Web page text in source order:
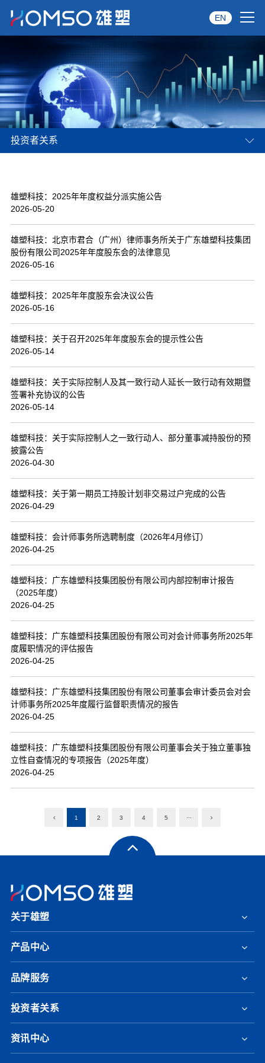
关于雄塑
产品中心
品牌服务
资讯中心
经典案例
联系我们
EN
投资者关系
雄塑科技：2025年年度权益分派实施公告
2026-05-20
雄塑科技：北京市君合（广州）律师事务所关于广东雄塑科技集团
股份有限公司2025年年度股东会的法律意见
2026-05-16
雄塑科技：2025年年度股东会决议公告
2026-05-16
雄塑科技：关于召开2025年年度股东会的提示性公告
2026-05-14
雄塑科技：关于实际控制人及其一致行动人延长一致行动有效期暨
签署补充协议的公告
2026-05-14
雄塑科技：关于实际控制人之一致行动人、部分董事减持股份的预
披露公告
2026-04-30
雄塑科技：关于第一期员工持股计划非交易过户完成的公告
2026-04-29
雄塑科技：会计师事务所选聘制度（2026年4月修订）
2026-04-25
雄塑科技：广东雄塑科技集团股份有限公司内部控制审计报告
（2025年度）
2026-04-25
雄塑科技：广东雄塑科技集团股份有限公司对会计师事务所2025年
度履职情况的评估报告
2026-04-25
雄塑科技：广东雄塑科技集团股份有限公司董事会审计委员会对会
计师事务所2025年度履行监督职责情况的报告
2026-04-25
雄塑科技：广东雄塑科技集团股份有限公司董事会关于独立董事独
立性自查情况的专项报告（2025年度）
2026-04-25
1 2 3 4 5 ···
关于雄塑
产品中心
品牌服务
投资者关系
资讯中心